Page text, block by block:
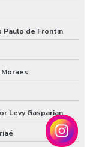
Paulo de Frontin
Levy Gasparian